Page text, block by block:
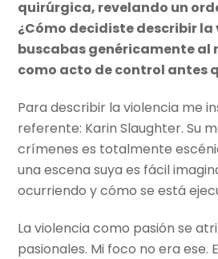
quirúrgica, revelando un
¿Cómo decidiste describir la
buscabas genéricamente al
como acto de control antes
Para describir la violencia me
referente: Karin Slaughter. Su
crímenes es totalmente
una escena suya es fácil
ocurriendo y cómo se está
La violencia como pasión se
pasionales. Mi foco no era ese.